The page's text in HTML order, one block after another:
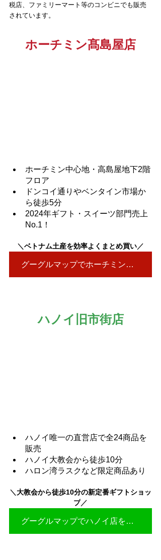
税店、ファミリーマート等のコンビニでも販売
されています。
ホーチミン髙島屋店
ホーチミン中心地・高島屋地下2階
フロア
ドンコイ通りやベンタイン市場か
ら徒歩5分
2024年ギフト・スイーツ部門売上
No.1！
＼ベトナム土産を効率よくまとめ買い／
グーグルマップでホーチミン店を見る▶
ハノイ旧市街店
ハノイ唯一の直営店で全24商品を
販売
ハノイ大教会から徒歩10分
ハロン湾ラスクなど限定商品あり
＼大教会から徒歩10分の新定番ギフトショッ
プ／
グーグルマップでハノイ店を見る▶